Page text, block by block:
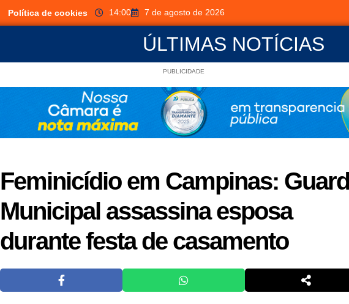
Política de cookies 14:00 7 de agosto de 2026
ÚLTIMAS NOTÍCIAS
PUBLICIDADE
Feminicídio em Campinas:
Municipal assassina esposa
durante festa de casamento